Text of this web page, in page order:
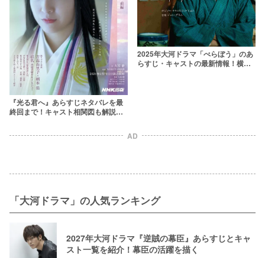
『光る君へ』あらすじネタバレを最
終回まで！キャスト相関図も解説
2025年大河ドラマ「べらぼう」のあ
らすじ・キャストの最新情報！横浜
AD
「大河ドラマ」の人気ランキング
2027年大河ドラマ『逆賊の幕臣』あらすじとキャ
スト一覧を紹介！幕臣の活躍を描く